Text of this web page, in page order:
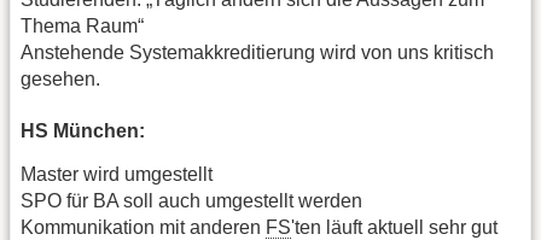
Thema Raum“
Anstehende Systemakkreditierung wird von uns kritisch
gesehen.
HS München:
Master wird umgestellt
SPO für BA soll auch umgestellt werden
Kommunikation mit anderen FS'ten läuft aktuell sehr gut